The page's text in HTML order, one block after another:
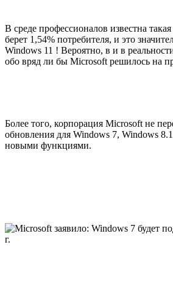
В среде профессионалов известна
берет 1,54% потребителя, и это
Windows 11 ! Вероятно, в и в
обо вряд ли бы Microsoft решилось на
Более того, корпорация Microsoft не
обновления для Windows 7, Windows
новыми функциями.